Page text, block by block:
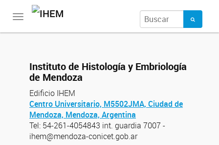
Toggle
Instituto de Histología y Embriología
de Mendoza
Edificio IHEM
Centro Universitario, M5502JMA, Ciudad de
Mendoza, Mendoza, Argentina
Tel: 54-261-4054843 int. guardia 7007 -
ihem@mendoza-conicet.gob.ar